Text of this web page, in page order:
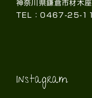
神奈川県鎌倉市材木
TEL：0467-25-
Instagram